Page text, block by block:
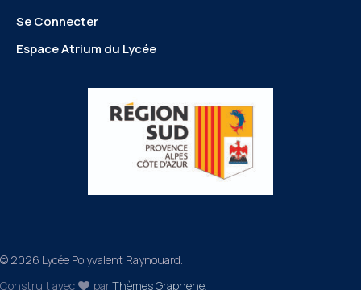
Se Connecter
Espace Atrium du Lycée
© 2026 Lycée Polyvalent Raynouard.
Construit avec
parThèmes Graphene.